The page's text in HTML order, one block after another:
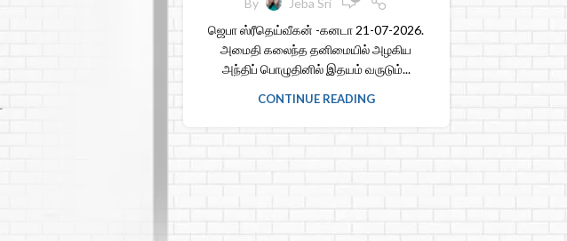
ஜெபா ஸ்ரீதெய்வீகன் -கனடா 21-07-2026.
அமைதி கலைந்த தனிமையில் அழகிய
அந்திப் பொழுதினில் இதயம் வருடும்...
CONTINUE READING